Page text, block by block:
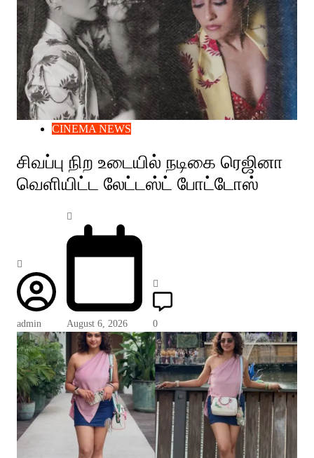
CINEMA NEWS
சிவப்பு நிற உடையில் நடிகை ரெஜினா
வெளியிட்ட லேட்டஸ்ட் போட்டோஸ்
admin August 6, 2026 0